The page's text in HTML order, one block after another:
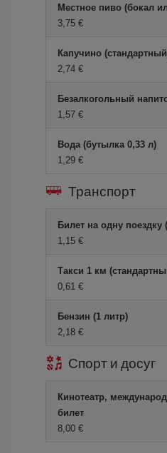
Местное пиво (бокал
3,75 €
Капучино
2,74 €
Безалкогольный
1,57 €
Вода (бутылка 0,33 л)
1,29 €
Транспорт
Билет на одну
1,15 €
Такси 1 км
0,61 €
Бензин (1 литр)
2,18 €
Спорт и досуг
Кинотеатр,
билет
8,00 €